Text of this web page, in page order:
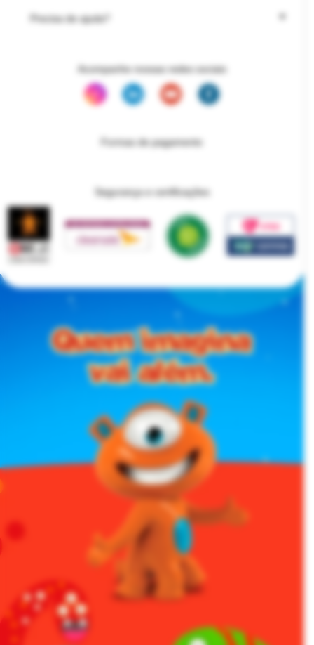
Precisa de ajuda?
Acompanhe nossas redes sociais
Formas de pagamento
Segurança e certificações